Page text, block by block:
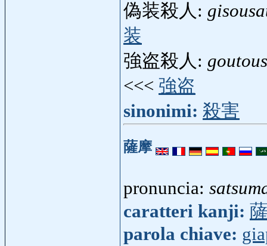
偽装殺人:
装
強盗殺人:
<<< 強盗
sinonimi: 殺害
薩摩
pronuncia:
caratteri kanji:
parola chiave: